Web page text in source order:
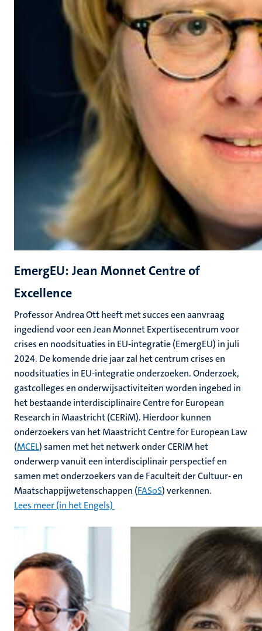
EmergEU: Jean Monnet Centre of
Excellence
Professor Andrea Ott heeft met succes een aanvraag
ingediend voor een Jean Monnet Expertisecentrum voor
crises en noodsituaties in EU-integratie (EmergEU) in juli
2024. De komende drie jaar zal het centrum crises en
noodsituaties in EU-integratie onderzoeken. Onderzoek,
gastcolleges en onderwijsactiviteiten worden ingebed in
het bestaande interdisciplinaire Centre for European
Research in Maastricht (CERiM). Hierdoor kunnen
onderzoekers van het Maastricht Centre for European Law
(MCEL) samen met het netwerk onder CERIM het
onderwerp vanuit een interdisciplinair perspectief en
samen met onderzoekers van de Faculteit der Cultuur- en
Maatschappijwetenschappen (FASoS) verkennen.
Lees meer (in het Engels)